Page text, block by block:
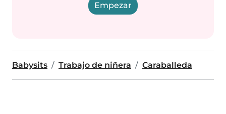
Empezar
Babysits Trabajo de niñera Caraballeda